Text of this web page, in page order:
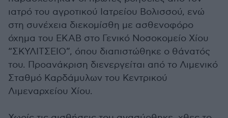
ιατρό του αγροτικού Ιατρείου Βολισσού, ενώ
στη συνέχεια διεκομίσθη με ασθενοφόρο
όχημα του ΕΚΑΒ στο Γενικό Νοσοκομείο Χίου
“ΣΚΥΛΙΤΣΕΙΟ”, όπου διαπιστώθηκε ο θάνατός
του. Προανάκριση διενεργείται από το Λιμενικό
Σταθμό Καρδάμυλων του Κεντρικού
Λιμεναρχείου Χίου.